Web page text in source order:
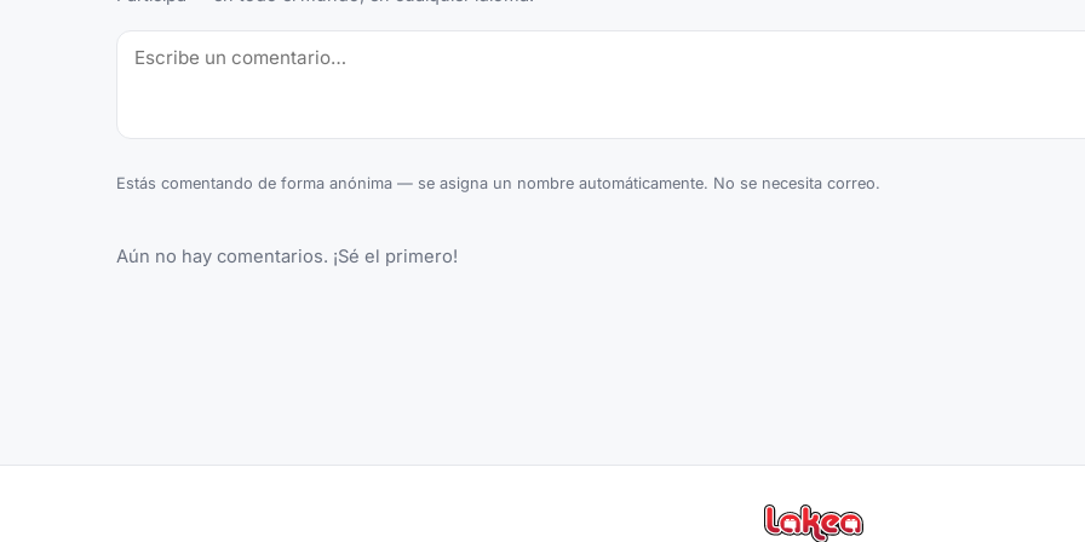
Estás comentando de forma anónima — se asigna un nombre automáticamente. No se necesita correo.
Aún no hay comentarios. ¡Sé el primero!